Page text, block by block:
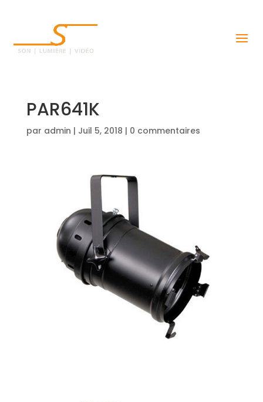
PAR641K
par admin | Juil 5, 2018 | 0 commentaires